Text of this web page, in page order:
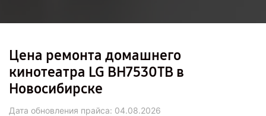
Цена ремонта домашнего
кинотеатра LG BH7530TB в
Новосибирске
Дата обновления прайса: 04.08.2026